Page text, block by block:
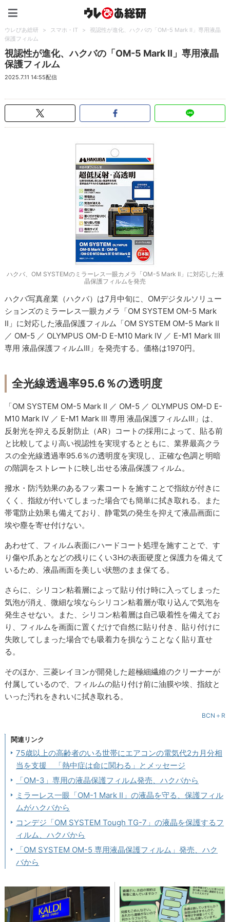
ウレぴあ総研 > スマホ・IT >
視認性が進化、ハクバの「OM-5 Mark II」専用液晶
保護フィルム
視認性が進化、ハクバの「OM-5 Mark II」専用液晶
保護フィルム
2025.7.11 14:55配信
ハクバ、OM SYSTEMのミラーレス一眼カメラ「OM-5 Mark II」に対応した液
晶保護フィルムを発売
ハクバ写真産業（ハクバ）は7月中旬に、OMデジタルソリュー
ションズのミラーレス一眼カメラ「OM SYSTEM OM-5 Mark
II」に対応した液晶保護フィルム「OM SYSTEM OM-5 Mark II
／ OM-5 ／ OLYMPUS OM-D E-M10 Mark IV ／ E-M1 Mark III
専用 液晶保護フィルムIII」を発売する。価格は1970円。
全光線透過率95.6％の透明度
「OM SYSTEM OM-5 Mark II ／ OM-5 ／ OLYMPUS OM-D E-
M10 Mark IV ／ E-M1 Mark III 専用 液晶保護フィルムIII」は、
反射光を抑える反射防止（AR）コートの採用によって、貼る前
と比較してより高い視認性を実現するとともに、業界最高クラ
スの全光線透過率95.6％の透明度を実現し、正確な色調と明暗
の階調をストレートに映し出せる液晶保護フィルム。
撥水・防汚効果のあるフッ素コートを施すことで指紋が付きに
くく、指紋が付いてしまった場合でも簡単に拭き取れる。また
帯電防止効果も備えており、静電気の発生を抑えて液晶画面に
埃や塵を寄せ付けない。
あわせて、フィルム表面にハードコート処理を施すことで、す
り傷や爪あとなどの残りにくい3Hの表面硬度と保護力を備えて
いるため、液晶画面を美しい状態のまま保てる。
さらに、シリコン粘着層によって貼り付け時に入ってしまった
気泡が消え、微細な埃ならシリコン粘着層が取り込んで気泡を
発生させない。また、シリコン粘着層は自己吸着性を備えてお
り、フィルムを画面に置くだけで自然に貼り付き、貼り付けに
失敗してしまった場合でも吸着力を損なうことなく貼り直せ
る。
そのほか、三菱レイヨンが開発した超極細繊維のクリーナーが
付属しているので、フィルムの貼り付け前に油膜や埃、指紋と
いった汚れをきれいに拭き取れる。
BCN＋R
関連リンク
75歳以上の高齢者のいる世帯にエアコンの電気代2カ月分相
当を支援 「熱中症は命に関わる」とメッセージ
「OM-3」専用の液晶保護フィルム発売、ハクバから
ミラーレス一眼「OM-1 Mark II」の液晶を守る、保護フィル
ムがハクバから
コンデジ「OM SYSTEM Tough TG-7」の液晶を保護するフ
ィルム、ハクバから
「OM SYSTEM OM-5 専用液晶保護フィルム」発売、ハク
バから